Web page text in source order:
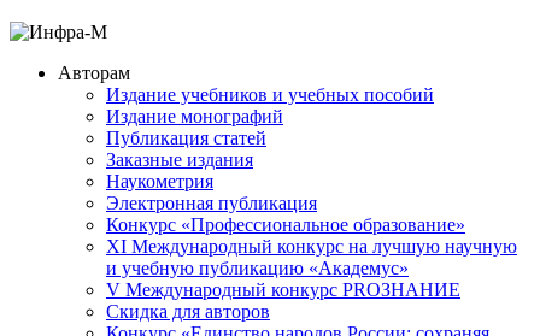
Авторам
Издание учебников и учебных пособий
Издание монографий
Публикация статей
Заказные издания
Наукометрия
Электронная публикация
Конкурс «Профессиональное образование»
XI Международный конкурс на лучшую научную
и учебную публикацию «Академус»
V Международный конкурс PROЗНАНИЕ
Скидка для авторов